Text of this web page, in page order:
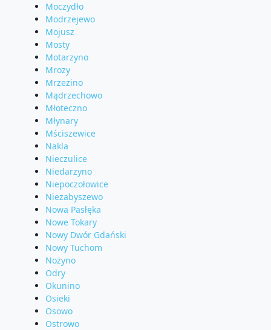
Moczydło
Modrzejewo
Mojusz
Mosty
Motarzyno
Mrozy
Mrzezino
Mądrzechowo
Młoteczno
Młynary
Mściszewice
Nakla
Nieczulice
Niedarzyno
Niepoczołowice
Niezabyszewo
Nowa Pasłęka
Nowe Tokary
Nowy Dwór Gdański
Nowy Tuchom
Nożyno
Odry
Okunino
Osieki
Osowo
Ostrowo